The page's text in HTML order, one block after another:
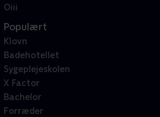
Oiii
Populært
Klovn
Badehotellet
Sygeplejeskolen
X Factor
Bachelor
Forræder